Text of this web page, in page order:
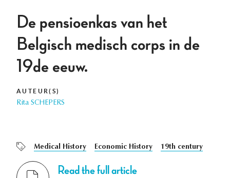
De pensioenkas van het
Belgisch medisch corps in de
19de eeuw.
AUTEUR(S)
Rita SCHEPERS
Medical History Economic History 19th century
Read the full article